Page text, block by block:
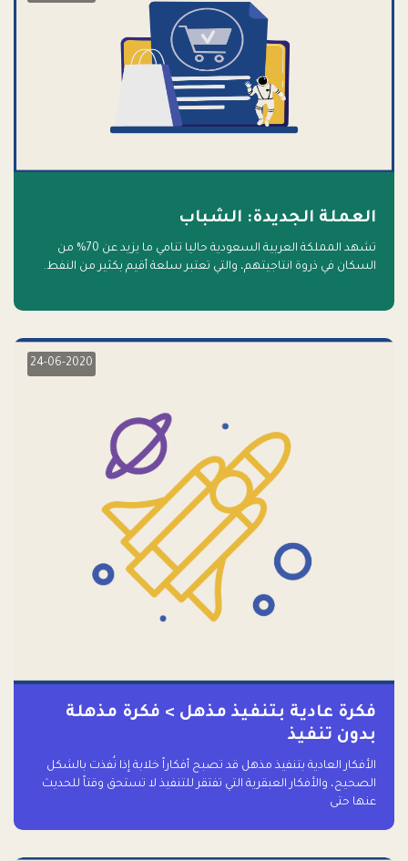
العملة الجديدة: الشباب
تشهد المملكة العربية السعودية حاليا تنامي ما يزيد عن 70% من
السكان في ذروة انتاجيتهم، والتي تعتبر سلعة أقيم بكثير من النفط.
24-06-2020
فكرة عادية بتنفيذ مذهل > فكرة مذهلة
بدون تنفيذ
الأفكار العادية بتنفيذ مذهل قد تصبح أفكاراً خلابة إذا نُفذت بالشكل
الصحيح، والأفكار العبقرية التي تفتقر للتنفيذ لا تستحق وقتاً للحديث
عنها حتى